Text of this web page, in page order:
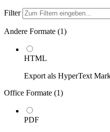
Filter
Andere Formate (1)
HTML
Export als HyperText
Office Formate (1)
PDF